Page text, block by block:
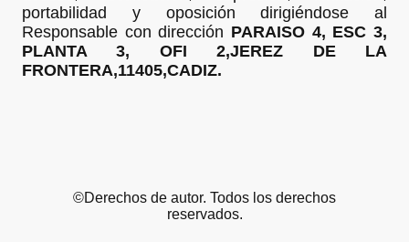
portabilidad y oposición dirigiéndose al
Responsable con dirección PARAISO 4, ESC 3,
PLANTA 3, OFI 2,JEREZ DE LA
FRONTERA,11405,CADIZ.
©Derechos de autor. Todos los derechos
reservados.